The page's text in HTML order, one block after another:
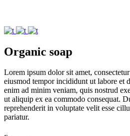
Organic soap
Lorem ipsum dolor sit amet,
eiusmod tempor incididunt ut labore et
enim ad minim veniam, quis nostrud
ut aliquip ex ea commodo consequat.
reprehenderit in voluptate velit esse
pariatur.